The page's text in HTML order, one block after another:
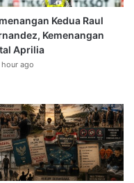
Kedua Raul
Kemenangan
Aprilia
hour ago